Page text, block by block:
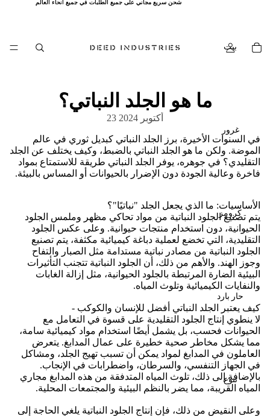
شحن سريع مجاني على جميع الطلبات في جميع أنحاء العالم
شحن سريع مجاني على جميع الطلبات في جميع أنحاء العالم
بيت
غرور
كرومز
حار بارد
تنوع
ما هو الجلد النباتي؟
23 أكتوبر 2024
في السنوات الأخيرة، برز الجلد النباتي كبديل ثوري في عالم
الموضة. ولكن ما هو الجلد النباتي بالضبط، وكيف يختلف عن الجلد
التقليدي؟ في جوهره، يوفر الجلد النباتي طريقة للاستمتاع بمواد
فاخرة وعالية الجودة دون الإضرار بالحيوانات أو المساس بالبيئة.
الأساسيات: ما الذي يجعل الجلد "نباتيًا"؟
يتم تصنيع الجلود النباتية من مواد تحاكي مظهر وملمس الجلود
الحيوانية، دون استخدام منتجات حيوانية. وعلى عكس الجلود
التقليدية، التي تخضع لعملية دباغة كيميائية مكثفة، يتم تصنيع
الجلود النباتية من مصادر نباتية مستدامة مثل الصبار والتفاح
وجوز الهند. والأهم من ذلك، أن الجلود النباتية تتجنب التأثيرات
البيئية الضارة المرتبطة بالجلود الحيوانية، مثل إزالة الغابات
والنفايات الكيميائية وتلوث المياه.
كيف يعتبر الجلد النباتي أفضل للإنسان والكوكب -
لا ينطوي إنتاج الجلود التقليدية على قسوة في التعامل مع
الحيوانات فحسب، بل يشمل أيضًا استخدام مواد كيميائية سامة،
مما يشكل مخاطر صحية خطيرة على عمال المدابغ. يتعرض
العاملون في المدابغ لمواد يمكن أن تسبب تهيج الجلد، ومشاكل
في الجهاز التنفسي، والسرطان، واضطرابات في الإنجاب.
بالإضافة إلى ذلك، تلوث المياه المتدفقة من هذه المدابغ مجاري
المياه القريبة، مما يضر بالنظم البيئية والمجتمعات المحلية.
وعلى النقيض من ذلك، فإن إنتاج الجلود النباتية يلغي الحاجة إلى